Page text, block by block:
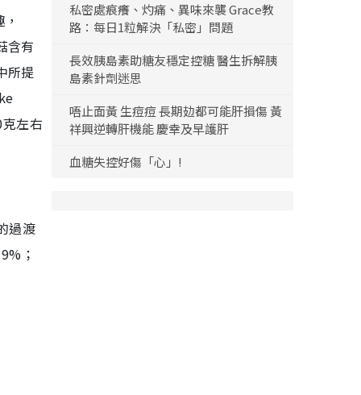
含有
所提
左右
過渡
；
私密處痕癢、灼痛、異味來襲 Grace教
路：每日1粒解決「私密」問題
長效胰島素助糖友穩定控糖 醫生拆解胰
島素針劑迷思
唔止面黃 生痘痘 長期攰都可能肝損傷 黃
祥興逆轉肝機能 慶幸及早護肝
血糖失控好傷「心」!